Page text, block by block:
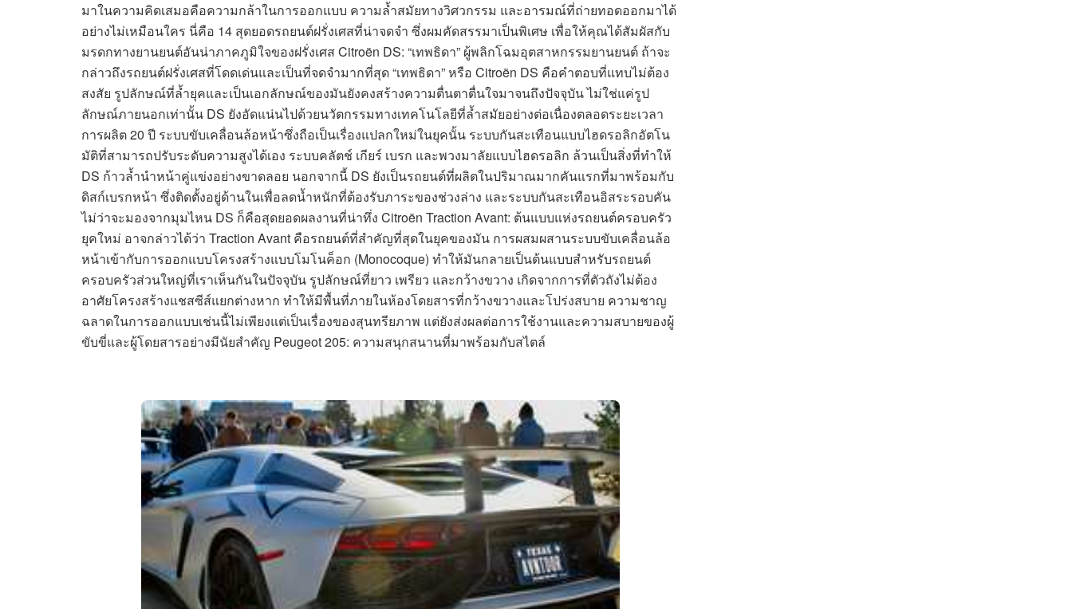
มาในความคิดเสมอคือความกล้าในการออกแบบ ความล้ำสมัยทางวิศวกรรม และอารมณ์ที่ถ่ายทอดออกมาได้
อย่างไม่เหมือนใคร นี่คือ 14 สุดยอดรถยนต์ฝรั่งเศสที่น่าจดจำ ซึ่งผมคัดสรรมาเป็นพิเศษ เพื่อให้คุณได้สัมผัสกับ
มรดกทางยานยนต์อันน่าภาคภูมิใจของฝรั่งเศส Citroën DS: “เทพธิดา” ผู้พลิกโฉมอุตสาหกรรมยานยนต์ ถ้าจะ
กล่าวถึงรถยนต์ฝรั่งเศสที่โดดเด่นและเป็นที่จดจำมากที่สุด “เทพธิดา” หรือ Citroën DS คือคำตอบที่แทบไม่ต้อง
สงสัย รูปลักษณ์ที่ล้ำยุคและเป็นเอกลักษณ์ของมันยังคงสร้างความตื่นตาตื่นใจมาจนถึงปัจจุบัน ไม่ใช่แค่รูป
ลักษณ์ภายนอกเท่านั้น DS ยังอัดแน่นไปด้วยนวัตกรรมทางเทคโนโลยีที่ล้ำสมัยอย่างต่อเนื่องตลอดระยะเวลา
การผลิต 20 ปี ระบบขับเคลื่อนล้อหน้าซึ่งถือเป็นเรื่องแปลกใหม่ในยุคนั้น ระบบกันสะเทือนแบบไฮดรอลิกอัตโน
มัติที่สามารถปรับระดับความสูงได้เอง ระบบคลัตช์ เกียร์ เบรก และพวงมาลัยแบบไฮดรอลิก ล้วนเป็นสิ่งที่ทำให้
DS ก้าวล้ำนำหน้าคู่แข่งอย่างขาดลอย นอกจากนี้ DS ยังเป็นรถยนต์ที่ผลิตในปริมาณมากคันแรกที่มาพร้อมกับ
ดิสก์เบรกหน้า ซึ่งติดตั้งอยู่ด้านในเพื่อลดน้ำหนักที่ต้องรับภาระของช่วงล่าง และระบบกันสะเทือนอิสระรอบคัน
ไม่ว่าจะมองจากมุมไหน DS ก็คือสุดยอดผลงานที่น่าทึ่ง Citroën Traction Avant: ต้นแบบแห่งรถยนต์ครอบครัว
ยุคใหม่ อาจกล่าวได้ว่า Traction Avant คือรถยนต์ที่สำคัญที่สุดในยุคของมัน การผสมผสานระบบขับเคลื่อนล้อ
หน้าเข้ากับการออกแบบโครงสร้างแบบโมโนค็อก (Monocoque) ทำให้มันกลายเป็นต้นแบบสำหรับรถยนต์
ครอบครัวส่วนใหญ่ที่เราเห็นกันในปัจจุบัน รูปลักษณ์ที่ยาว เพรียว และกว้างขวาง เกิดจากการที่ตัวถังไม่ต้อง
อาศัยโครงสร้างแชสซีส์แยกต่างหาก ทำให้มีพื้นที่ภายในห้องโดยสารที่กว้างขวางและโปร่งสบาย ความชาญ
ฉลาดในการออกแบบเช่นนี้ไม่เพียงแต่เป็นเรื่องของสุนทรียภาพ แต่ยังส่งผลต่อการใช้งานและความสบายของผู้
ขับขี่และผู้โดยสารอย่างมีนัยสำคัญ Peugeot 205: ความสนุกสนานที่มาพร้อมกับสไตล์